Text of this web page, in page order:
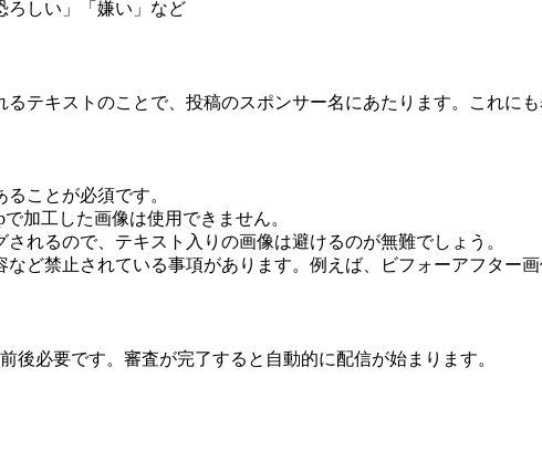
ろしい」「嫌い」など
テキストのことで、投稿のスポンサー名にあたります。これに
ことが必須です。
加工した画像は使用できません。
れるので、テキスト入りの画像は避けるのが無難でしょう。
ど禁止されている事項があります。例えば、ビフォーアフター画
後必要です。審査が完了すると自動的に配信が始まります。